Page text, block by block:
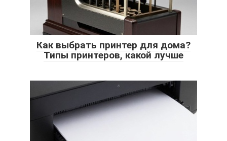
Как выбрать принтер для дома?
Типы принтеров, какой лучше